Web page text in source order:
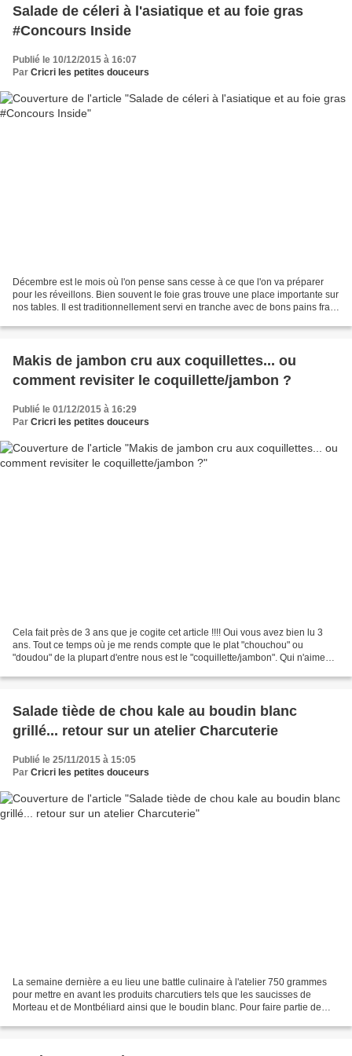
Salade de céleri à l'asiatique et au foie gras
#Concours Inside
Publié le 10/12/2015 à 16:07
Par Cricri les petites douceurs
Décembre est le mois où l'on pense sans cesse à ce que l'on va préparer
pour les réveillons. Bien souvent le foie gras trouve une place importante sur
nos tables. Il est traditionnellement servi en tranche avec de bons pains frais
Makis de jambon cru aux coquillettes... ou
comment revisiter le coquillette/jambon ?
Publié le 01/12/2015 à 16:29
Par Cricri les petites douceurs
Cela fait près de 3 ans que je cogite cet article !!!! Oui vous avez bien lu 3
ans. Tout ce temps où je me rends compte que le plat "chouchou" ou
"doudou" de la plupart d'entre nous est le "coquillette/jambon". Qui n'aime
Salade tiède de chou kale au boudin blanc
grillé... retour sur un atelier Charcuterie
Publié le 25/11/2015 à 15:05
Par Cricri les petites douceurs
La semaine dernière a eu lieu une battle culinaire à l'atelier 750 grammes
pour mettre en avant les produits charcutiers tels que les saucisses de
Morteau et de Montbéliard ainsi que le boudin blanc. Pour faire partie de